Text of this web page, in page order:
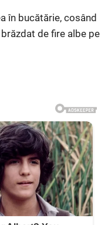
în bucătărie, cosând
de fire albe pe